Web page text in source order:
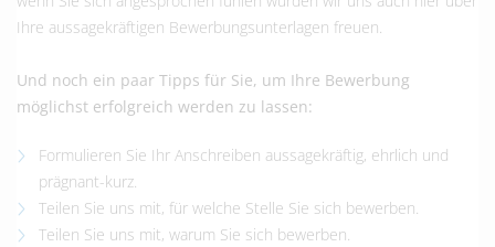
Ihre aussagekräftigen Bewerbungsunterlagen freuen.
Und noch ein paar Tipps für Sie, um Ihre Bewerbung
möglichst erfolgreich werden zu lassen:
Formulieren Sie Ihr Anschreiben aussagekräftig, ehrlich und
prägnant-kurz.
Teilen Sie uns mit, für welche Stelle Sie sich bewerben.
Teilen Sie uns mit, warum Sie sich bewerben.